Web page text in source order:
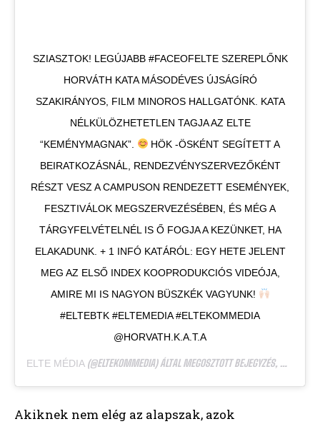
SZIASZTOK! LEGÚJABB #FACEOFELTE SZEREPLŐNK
HORVÁTH KATA MÁSODÉVES ÚJSÁGÍRÓ
SZAKIRÁNYOS, FILM MINOROS HALLGATÓNK. KATA
NÉLKÜLÖZHETETLEN TAGJA AZ ELTE
“KEMÉNYMAGNAK”.
HÖK -ÖSKÉNT SEGÍTETT A
BEIRATKOZÁSNÁL, RENDEZVÉNYSZERVEZŐKÉNT
RÉSZT VESZ A CAMPUSON RENDEZETT ESEMÉNYEK,
FESZTIVÁLOK MEGSZERVEZÉSÉBEN, ÉS MÉG A
TÁRGYFELVÉTELNÉL IS Ő FOGJA A KEZÜNKET, HA
ELAKADUNK. + 1 INFÓ KATÁRÓL: EGY HETE JELENT
MEG AZ ELSŐ INDEX KOOPRODUKCIÓS VIDEÓJA,
AMIRE MI IS NAGYON BÜSZKÉK VAGYUNK!
#ELTEBTK #ELTEMEDIA #ELTEKOMMEDIA
@HORVATH.K.A.T.A
ELTE MÉDIA (@ELTEKOMMEDIA) ÁLTAL MEGOSZTOTT BEJEGYZÉS, OKT
Akiknek nem elég az alapszak, azok